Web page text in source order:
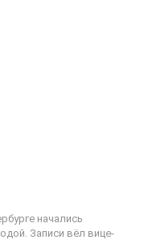
начались
Записи вёл вице-